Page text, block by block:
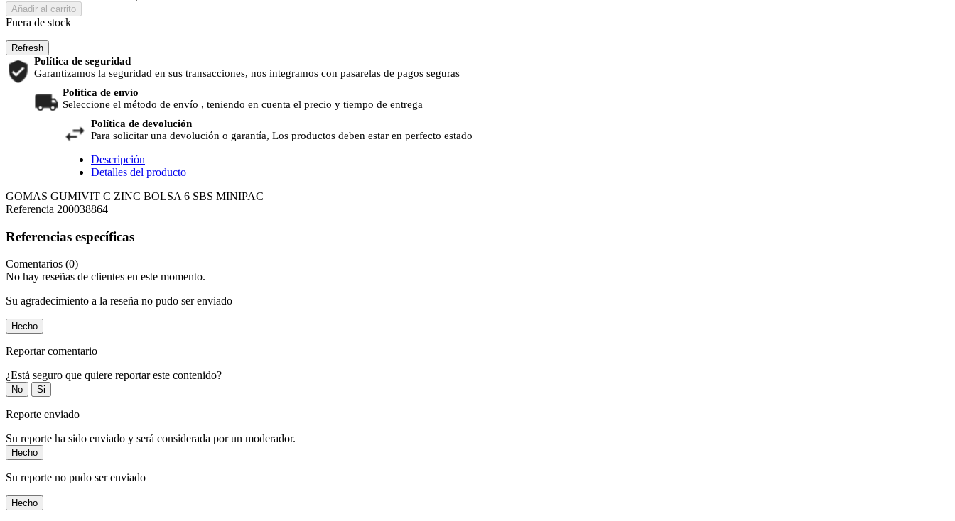
Añadir al carrito
Fuera de stock
Política de seguridad
Garantizamos la seguridad en sus transacciones, nos integramos con pasarelas de pagos seguras
Política de envío
Seleccione el método de envío , teniendo en cuenta el precio y tiempo de entrega
Política de devolución
Para solicitar una devolución o garantía, Los productos deben estar en perfecto estado
Descripción
Detalles del producto
GOMAS GUMIVIT C ZINC BOLSA 6 SBS MINIPAC
Referencia 200038864
Referencias específicas
Comentarios (0)
No hay reseñas de clientes en este momento.
Su agradecimiento a la reseña no pudo ser enviado
Hecho
Reportar comentario
¿Está seguro que quiere reportar este contenido?
No Si
Reporte enviado
Su reporte ha sido enviado y será considerada por un moderador.
Hecho
Su reporte no pudo ser enviado
Hecho